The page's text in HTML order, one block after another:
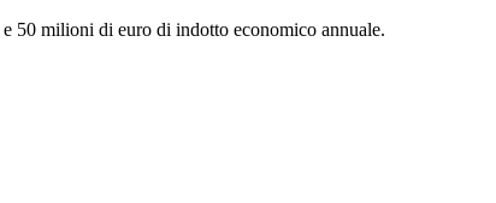
e 50 milioni di euro di indotto economico annuale.